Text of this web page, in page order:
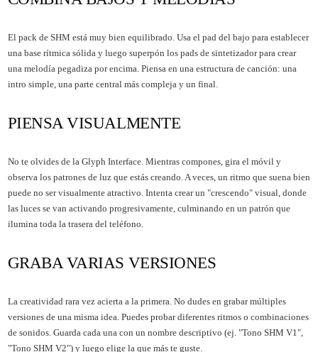
El pack de SHM está muy bien equilibrado. Usa el pad del bajo para establecer
una base rítmica sólida y luego superpón los pads de sintetizador para crear
una melodía pegadiza por encima. Piensa en una estructura de canción: una
intro simple, una parte central más compleja y un final.
PIENSA VISUALMENTE
No te olvides de la Glyph Interface. Mientras compones, gira el móvil y
observa los patrones de luz que estás creando. A veces, un ritmo que suena bien
puede no ser visualmente atractivo. Intenta crear un "crescendo" visual, donde
las luces se van activando progresivamente, culminando en un patrón que
ilumina toda la trasera del teléfono.
GRABA VARIAS VERSIONES
La creatividad rara vez acierta a la primera. No dudes en grabar múltiples
versiones de una misma idea. Puedes probar diferentes ritmos o combinaciones
de sonidos. Guarda cada una con un nombre descriptivo (ej. "Tono SHM V1",
"Tono SHM V2") y luego elige la que más te guste.